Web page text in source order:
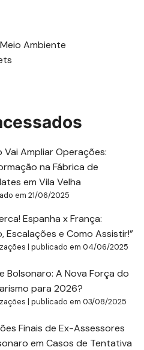
Ambiente
Vai Ampliar Operações:
na Fábrica de
em Vila Velha
em 21/06/2025
Espanha x França:
Escalações e Como Assistir!”
|publicado em 04/06/2025
Bolsonaro: A Nova Força do
para 2026?
|publicado em 03/08/2025
Finais de Ex-Assessores
em Casos de Tentativa